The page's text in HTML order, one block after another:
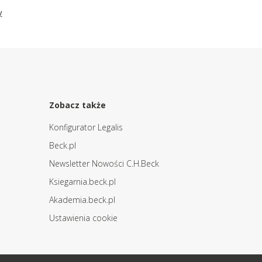
Zobacz także
Konfigurator Legalis
Beck.pl
Newsletter Nowości C.H.Beck
Ksiegarnia.beck.pl
Akademia.beck.pl
Ustawienia cookie